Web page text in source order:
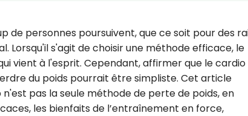
de personnes poursuivent, que ce soit pour des
Lorsqu'il s'agit de choisir une méthode efficace, le
vient à l'esprit. Cependant, affirmer que le cardio
du poids pourrait être simpliste. Cet article
pas la seule méthode de perte de poids, en
les bienfaits de l’entraînement en force,